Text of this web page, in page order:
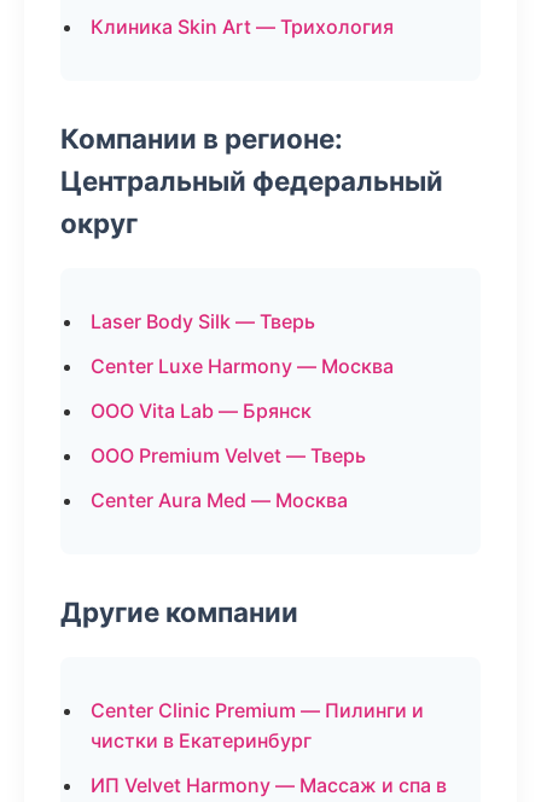
Клиника Skin Art — Трихология
Компании в регионе:
Центральный федеральный
округ
Laser Body Silk — Тверь
Center Luxe Harmony — Москва
ООО Vita Lab — Брянск
ООО Premium Velvet — Тверь
Center Aura Med — Москва
Другие компании
Center Clinic Premium — Пилинги и
чистки в Екатеринбург
ИП Velvet Harmony — Массаж и спа в